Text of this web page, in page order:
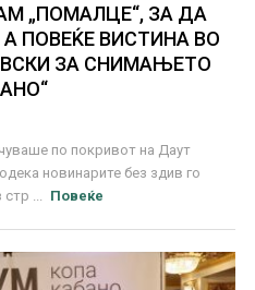
„ПОМАЛЦЕ“, ЗА ДА
ПОВЕЌЕ ВИСТИНА ВО
ЗА СНИМАЊЕТО
по покривот на Даут
новинарите без здив го
...
Повеќе